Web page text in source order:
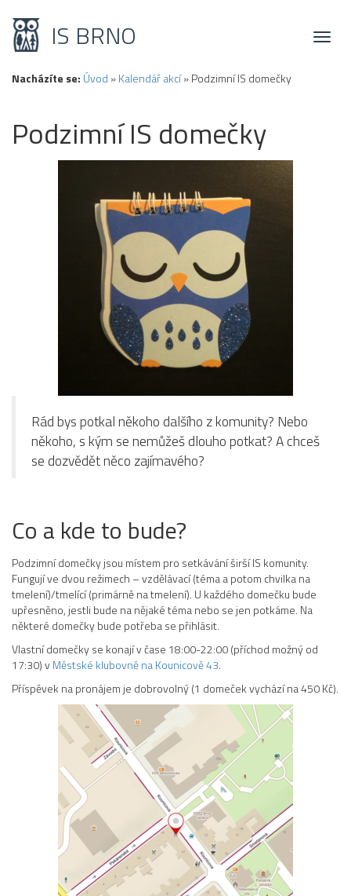
Toggle
IS BRNO
Nacházíte se: Úvod »Kalendář akcí»Podzimní IS domečky
Podzimní IS domečky
Rád bys potkal někoho dalšího z komunity? Nebo
někoho, s kým se nemůžeš dlouho potkat? A chceš
se dozvědět něco zajímavého?
Co a kde to bude?
Podzimní domečky jsou místem pro setkávání širší IS komunity.
Fungují ve dvou režimech – vzdělávací (téma a potom chvilka na
tmelení)/tmelící (primárně na tmelení). U každého domečku bude
upřesněno, jestli bude na nějaké téma nebo se jen potkáme. Na
některé domečky bude potřeba se přihlásit.
Vlastní domečky se konají v čase 18:00-22:00 (příchod možný od
17:30) vMěstské klubovně na Kounicově 43.
Příspěvek na pronájem je dobrovolný (1 domeček vychází na 450 Kč).